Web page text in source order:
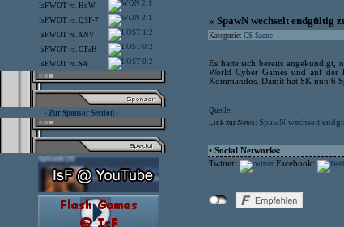
IsF.WOT vs. HoW 2:1
IsF.WOT vs. QSF-7 2:1
IsF.WOT vs.ANV 1:2
IsF.WOT vs. OFaH 0:2
IsF.WOT vs. SA 0:2
- Zur Sponsor Section -
» SpawN wechselt endgültig
Kategorie: CS-Szene
Es hatte sich bereits angekündigt,
World Cyber Games und auf der
Kommandos. Damit hat SK nun 6
Quelle:
Link zur News: SpawN wechselt
• Social Networks:
Twitter:
Facebook: